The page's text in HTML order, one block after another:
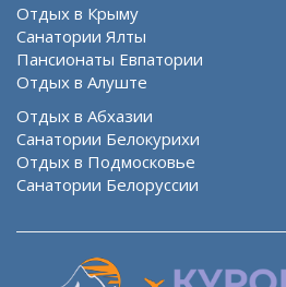
Отдых в Крыму
Санатории Ялты
Пансионаты Евпатории
Отдых в Алуште
Отдых в Абхазии
Санатории Белокурихи
Отдых в Подмосковье
Санатории Белоруссии